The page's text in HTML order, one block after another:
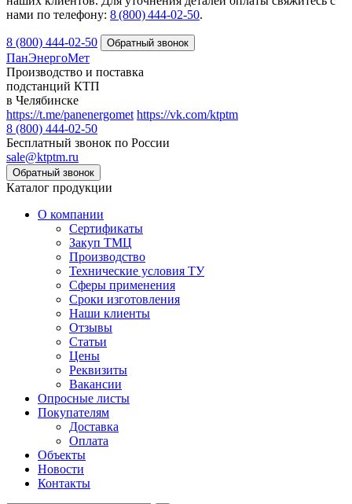
нами по телефону: 8 (800) 444‑02‑50.
8 (800) 444-02-50
ПанЭнергоМет
Производство и поставка
подстанций КТП
в Челябинске
https://t.me/panenergomet https://vk.com/ktptm
8 (800) 444-02-50
Бесплатный звонок по России
sale@ktptm.ru
Каталог продукции
О компании
Сертификаты
Закуп ТМЦ
Производство
Технические условия ТУ
Сферы применения
Сроки изготовления
Наши клиенты
Отзывы
Статьи
Цены
Реквизиты
Вакансии
Опросные листы
Покупателям
Доставка
Оплата
Объекты
Новости
Контакты